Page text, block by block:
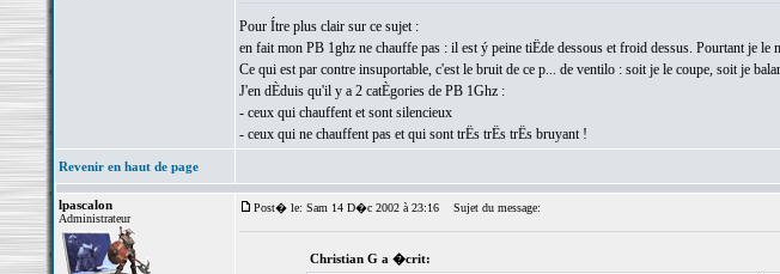
Pour Ítre plus clair sur ce sujet :
en fait mon PB 1ghz ne chauffe pas : il est ý peine tiËde dessous et froid dessus. Pourtant je
Ce qui est par contre insuportable, c'est le bruit de ce p... de ventilo : soit je le coupe, soit je
J'en dÈduis qu'il y a 2 catÈgories de PB 1Ghz :
- ceux qui chauffent et sont silencieux
- ceux qui ne chauffent pas et qui sont trËs trËs trËs bruyant !
Revenir en haut de page
lpascalon
Administrateur
Post� le: Sam 14 D�c 2002 à 23:16 Sujet du message:
Christian G a �crit: